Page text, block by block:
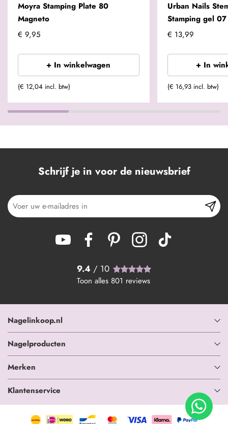
+ + In winkelwagen
Moyra Stamping Plate 80
Magneto
€ 9,95
+ In winkelwagen
(€ 12,04 incl. btw)
Urban Nails
Stamping gel
€ 13,99
+ In
(€ 16,93 incl. btw)
Schrijf je in voor de nieuwsbrief
9.4 / 10
Toon alles 801 reviews
Nagelinkoop.nl
Nagelproducten
Merken
Klantenservice